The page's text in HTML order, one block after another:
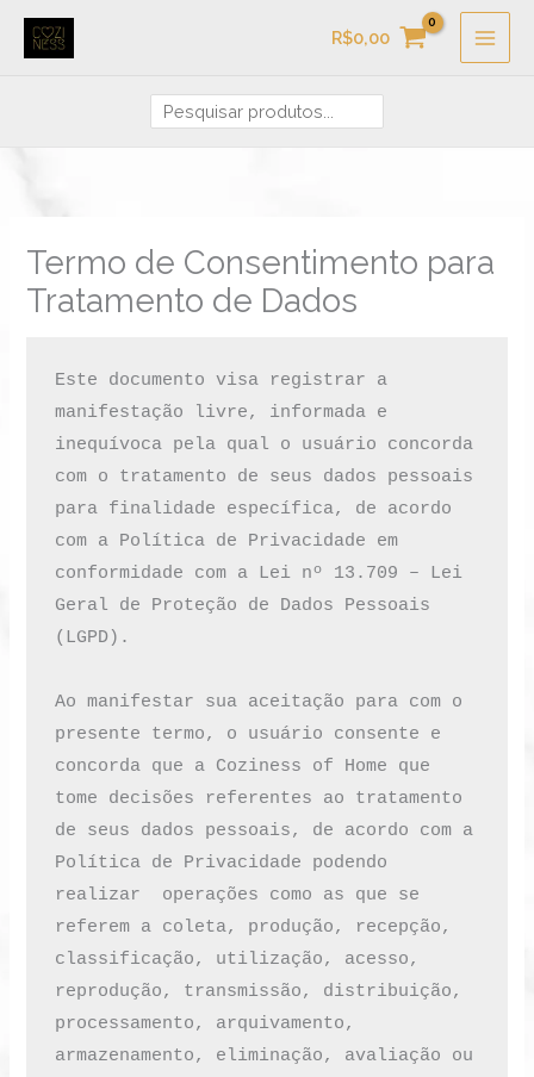
para
R$0,00
Termo de Consentimento para
Tratamento de Dados
Este documento visa registrar a
manifestação livre, informada e
inequívoca pela qual o usuário concorda
com o tratamento de seus dados pessoais
para finalidade específica, de acordo
com a Política de Privacidade em
conformidade com a Lei nº 13.709 – Lei
Geral de Proteção de Dados Pessoais
(LGPD).
Ao manifestar sua aceitação para com o
presente termo, o usuário consente e
concorda que a Coziness of Home que
tome decisões referentes ao tratamento
de seus dados pessoais, de acordo com a
Política de Privacidade podendo
realizar  operações como as que se
referem a coleta, produção, recepção,
classificação, utilização, acesso,
reprodução, transmissão, distribuição,
processamento, arquivamento,
armazenamento, eliminação, avaliação ou